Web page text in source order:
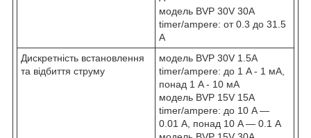
модель BVP 30V 30A
timer/ampere: от 0.3 до 31.5
A
Дискретність встановлення
та відбиття струму
модель BVP 30V 1.5A
timer/ampere: до 1 A - 1 мА,
понад 1 A - 10 мА
модель BVP 15V 15A
timer/ampere: до 10 A —
0.01 А, понад 10 A — 0.1 А